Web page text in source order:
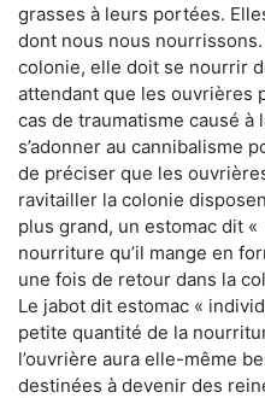
grasses à leurs portées.
dont nous nous
colonie, elle doit se nourrir
attendant que les ouvrières
cas de traumatisme causé à
s’adonner au cannibalisme
de préciser que les
ravitailler la colonie
plus grand, un estomac dit
nourriture qu’il mange en
une fois de retour dans la
Le jabot dit estomac «
petite quantité de la
l’ouvrière aura elle-même
destinées à devenir des